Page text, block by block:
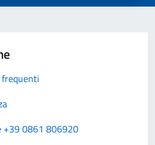
frequenti
+39 0861 806920